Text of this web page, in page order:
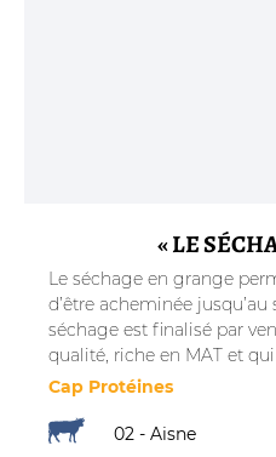
« LE
Le séchage en grange
d’être acheminée
séchage est finalisé par
qualité, riche en MAT et
Cap Protéines
02 - Aisne